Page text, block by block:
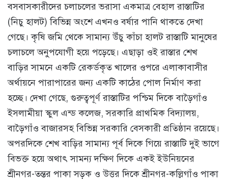
বসবাসকারীদের চলাচলের ভরাসা একমাত্র বেহাল রাস্তাটির
(নিচু হালট) বিভিন্ন অংশে এখনও বর্ষার পানি থাকতে দেখা
গেছে। কৃষি জমি থেকে সামান্য উঁচু কাঁচা হালট রাস্তাটি মানুষের
চলাচলে অনুপযোগী হয়ে পড়েছে। এছাড়া ওই রাস্তার শেখ
বাড়ির সামনে একটি রেকর্ডকৃত খালের ওপরে এলাকাবাসীর
অর্থায়নে পারাপারের জন্য একটি কাঠের পোল নির্মাণ করা
হচ্ছে। দেখা গেছে, গুরুত্বপূর্ণ রাস্তাটির পশ্চিম দিকে বাড়ৈগাঁও
ইসলামীয়া স্কুল এন্ড কলেজ, সরকারি প্রাথমিক বিদ্যালয়,
বাড়ৈগাঁও বাজারসহ বিভিন্ন সরকারি বেসকারী প্রতিষ্ঠান রয়েছে।
অপরদিকে শেখ বাড়ির সামান্য পূর্ব দিকে গিয়ে রাস্তাটি দুই ভাগে
বিভক্ত হয়ে অথাৎ সামন্য দক্ষিণ দিকে একই ইউনিয়নের
শ্রীনগর-তন্তর পাকা সড়ক ও উত্তর দিকে শ্রীনগর-কল্লিগাঁও পাকা